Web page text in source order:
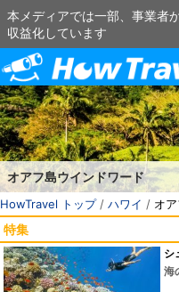
本メディアでは一部、事業者
収益化しています
オアフ島ウインドワード
HowTravel トップ/ ハワイ / オ
特集
シ
海